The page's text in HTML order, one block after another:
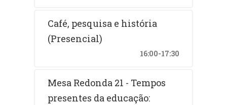
Café, pesquisa e história
(Presencial)
16:00-17:30
Mesa Redonda 21 - Tempos
presentes da educação: